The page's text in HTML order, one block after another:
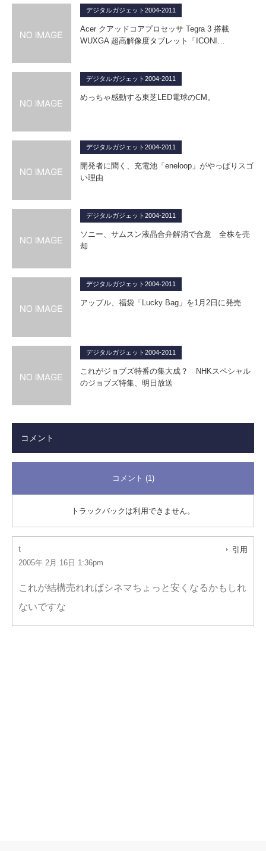
デジタルガジェット2004-2011
Acer クアッドコアプロセッサ Tegra 3 搭載
WUXGA 超高解像度タブレット「ICONI…
デジタルガジェット2004-2011
めっちゃ感動する東芝LED電球のCM。
デジタルガジェット2004-2011
開発者に聞く、充電池「eneloop」がやっぱりスゴ
い理由
デジタルガジェット2004-2011
ソニー、サムスン液晶合弁解消で合意 全株を売
却
デジタルガジェット2004-2011
アップル、福袋「Lucky Bag」を1月2日に発売
デジタルガジェット2004-2011
これがジョブズ特番の集大成？ NHKスペシャル
のジョブズ特集、明日放送
コメント
コメント (1)
トラックバックは利用できません。
t
2005年 2月 16日 1:36pm
引用
これが結構売れればシネマちょっと安くなるかもしれ
ないですな